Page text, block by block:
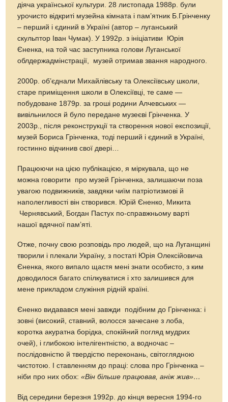
діяча української культури. 28 листопада 1988р. були
урочисто відкриті музейна кімната і пам’ятник Б.Грінченку
– перший і єдиний в Україні (автор – луганський
скульптор Іван Чумак). У 1992р. з ініціативи Юрія
Єненка, на той час заступника голови Луганської
облдержадмінстрації, музей отримав звання народного.
2000р. об’єднали Михайлівську та Олексіївську школи,
старе приміщення школи в Олексіївці, те саме —
побудоване 1879р. за гроші родини Алчевських —
вивільнилося й було передане музеєві Грінченка. У
2003р., після реконструкції та створення нової експозиції,
музей Бориса Грінченка, тоді перший і єдиний в Україні,
гостинно відчинив свої двері…
Працюючи на цією публікацією, я міркувала, що не
можна говорити про музей Грінченка, залишаючи поза
увагою подвижників, завдяки чиїм патріотизмові й
наполегливості він створився. Юрій Єненко, Микита
Чернявський, Богдан Пастух по-справжньому варті
нашої вдячної пам’яті.
Отже, почну свою розповідь про людей, що на Луганщині
творили і плекали Україну, з постаті Юрія Олексійовича
Єненка, якого випало щастя мені знати особисто, з ким
доводилося багато спілкуватися і хто залишився для
мене прикладом служіння рідній країні.
Єненко видавався мені завжди подібним до Грінченка: і
зовні (високий, ставний, волосся зачесане з лоба,
коротка акуратна борідка, спокійний погляд мудрих
очей), і глибокою інтелігентністю, а водночас –
послідовністю й твердістю переконань, світоглядною
чистотою. І ставленням до праці: слова про Грінченка –
ніби про них обох:«Він більше працював, аніж жив»…
Від середини березня 1992р. до кінця вересня 1994-го